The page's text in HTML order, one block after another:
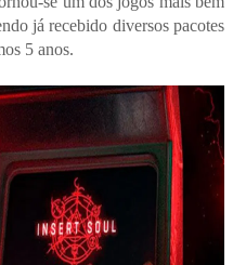
já recebido diversos pacotes
5 anos.